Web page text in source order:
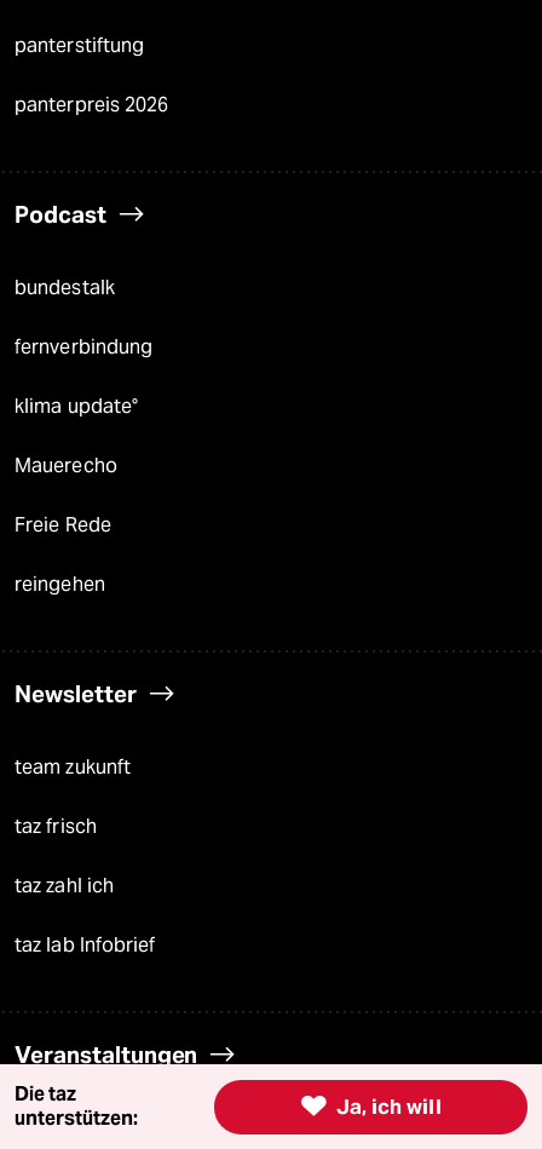
panterstiftung
panterpreis 2026
Podcast
bundestalk
fernverbindung
klima update°
Mauerecho
Freie Rede
reingehen
Newsletter
team zukunft
taz frisch
taz zahl ich
taz lab Infobrief
Veranstaltungen
Demnächst
 Ja, ich will
Die taz
unterstützen: